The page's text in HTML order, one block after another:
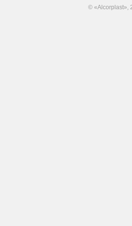
© «Alcorplast»,